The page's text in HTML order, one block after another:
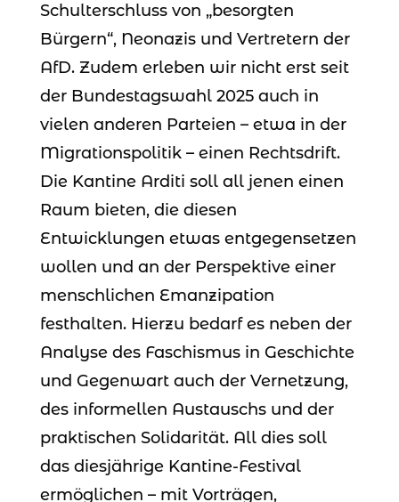
Schulterschluss von „besorgten
Bürgern“, Neonazis und Vertretern der
AfD. Zudem erleben wir nicht erst seit
der Bundestagswahl 2025 auch in
vielen anderen Parteien – etwa in der
Migrationspolitik – einen Rechtsdrift.
Die Kantine Arditi soll all jenen einen
Raum bieten, die diesen
Entwicklungen etwas entgegensetzen
wollen und an der Perspektive einer
menschlichen Emanzipation
festhalten. Hierzu bedarf es neben der
Analyse des Faschismus in Geschichte
und Gegenwart auch der Vernetzung,
des informellen Austauschs und der
praktischen Solidarität. All dies soll
das diesjährige Kantine-Festival
ermöglichen – mit Vorträgen,